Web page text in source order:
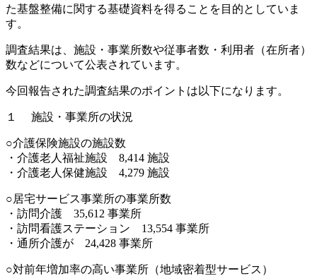
た基盤整備に関する基礎資料を得ることを目的としていま
す。
調査結果は、施設・事業所数や従事者数・利用者（在所者）
数などについて公表されています。
今回報告された調査結果のポイントは以下になります。
１ 施設・事業所の状況
○介護保険施設の施設数
・介護老人福祉施設 8,414 施設
・介護老人保健施設 4,279 施設
○居宅サービス事業所の事業所数
・訪問介護 35,612 事業所
・訪問看護ステーション 13,554 事業所
・通所介護が 24,428 事業所
○対前年増加率の高い事業所（地域密着型サービス）